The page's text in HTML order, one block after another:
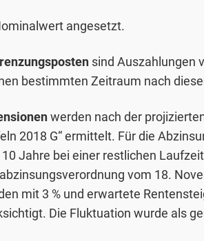
angesetzt.
sind Auszahlungen
bestimmten Zeitraum nach
werden nach der
2018 G“ ermittelt. Für die
Jahre bei einer restlichen Laufzeit
vom 18.
mit 3 % und erwartete
Die Fluktuation wurde als